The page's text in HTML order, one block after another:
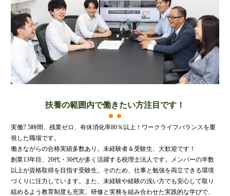
NPO法人設立
当事務所に依頼するメリット
経営革新計画取得支援
経営革新計画の内容
計画を立てることで見えてくるもの
承認要件
留意事項
当税理士法人のサービス
資金調達支援
融資による資金調達について
金融機関の融資のポイント
扶養の範囲内で働きたい方注目です！
実働7.5時間、残業ゼロ、有休消化率80％以上！ワークライフバランスを重
視した職場です。
働きながらの合格実績多数あり。未経験者＆受験生、大歓迎です！
創業13年目、20代・30代が多く活躍する税理士法人です。メンバーの半数
以上が資格取得を目指す受験生。そのため、仕事と勉強を両立できる環境
づくりに注力しています。また、未経験や経験の浅い方でも安心して取り
組めるよう教育制度も充実。研修と実務を組み合わせた実践的な学びで、